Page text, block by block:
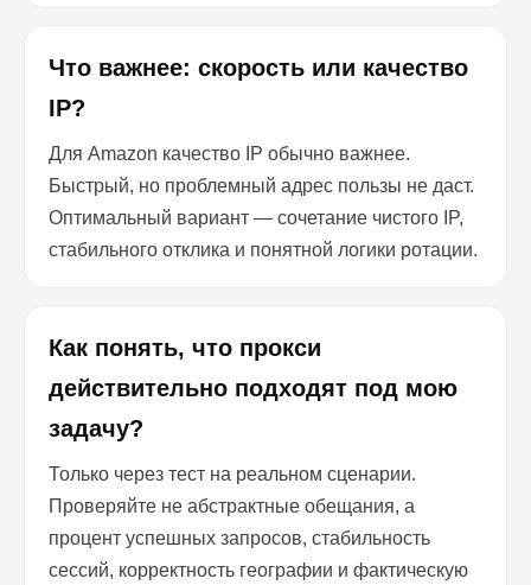
Что важнее: скорость или качество
IP?
Для Amazon качество IP обычно важнее.
Быстрый, но проблемный адрес пользы не даст.
Оптимальный вариант — сочетание чистого IP,
стабильного отклика и понятной логики ротации.
Как понять, что прокси
действительно подходят под мою
задачу?
Только через тест на реальном сценарии.
Проверяйте не абстрактные обещания, а
процент успешных запросов, стабильность
сессий, корректность географии и фактическую